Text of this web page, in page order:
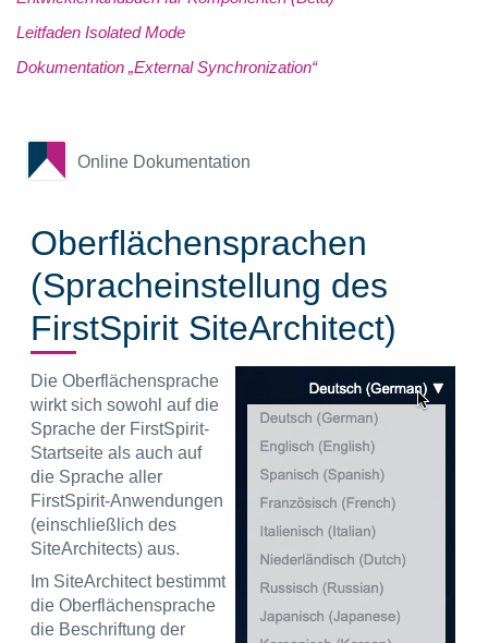
Leitfaden Isolated Mode
Dokumentation „External Synchronization“
Online Dokumentation
Oberflächensprachen
(Spracheinstellung des
FirstSpirit SiteArchitect)
Die Oberflächensprache
wirkt sich sowohl auf die
Sprache der FirstSpirit-
Startseite als auch auf
die Sprache aller
FirstSpirit-Anwendungen
(einschließlich des
SiteArchitects) aus.
Im SiteArchitect bestimmt
die Oberflächensprache
die Beschriftung der